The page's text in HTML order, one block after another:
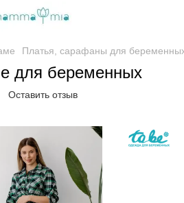
Платья, сарафаны для
для беременных
Оставить отзыв